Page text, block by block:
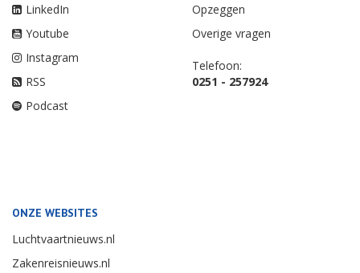
LinkedIn
Youtube
Instagram
RSS
Podcast
Opzeggen
Overige vragen
Telefoon:
0251 - 257924
ONZE WEBSITES
Luchtvaartnieuws.nl
Zakenreisnieuws.nl